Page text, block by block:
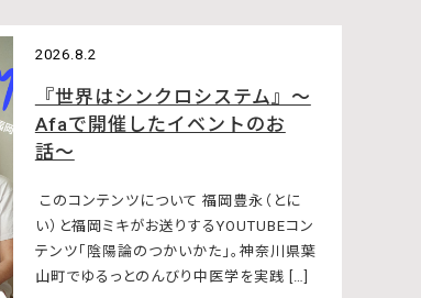
2026.8.2
『世界はシンクロシステム』〜
Afaで開催したイベントのお
話〜
このコンテンツについて 福岡豊永（とに
い）と福岡ミキがお送りするYOUTUBEコン
テンツ「陰陽論のつかいかた」。神奈川県葉
山町でゆるっとのんびり中医学を実践 […]